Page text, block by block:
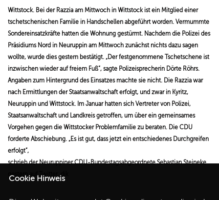
Wittstock. Bei der Razzia am Mittwoch in Wittstock ist ein Mitglied einer
tschetschenischen Familie in Handschellen abgeführt worden. Vermummte
Sondereinsatzkräfte hatten die Wohnung gestürmt. Nachdem die Polizei des
Präsidiums Nord in Neuruppin am Mittwoch zunächst nichts dazu sagen
wollte, wurde dies gestern bestätigt. „Der festgenommene Tschetschene ist
inzwischen wieder auf freiem Fuß“, sagte Polizeisprecherin Dörte Röhrs.
Angaben zum Hintergrund des Einsatzes machte sie nicht. Die Razzia war
nach Ermittlungen der Staatsanwaltschaft erfolgt, und zwar in Kyritz,
Neuruppin und Wittstock. Im Januar hatten sich Vertretervon Polizei,
Staatsanwaltschaft und Landkreisgetroffen, um über ein gemeinsames
Vorgehen gegen die Wittstocker Problemfamilie zu beraten. Die CDU
forderte Abschiebung. Es ist gut, dass jetzt ein entschiedenes Durchgreifen
erfolgt“,
schrieb der NeuruppinerCDU-BundestagsabgeordneteSebastian Steineke
gestern auf Twitter. dik
Cookie Hinweis